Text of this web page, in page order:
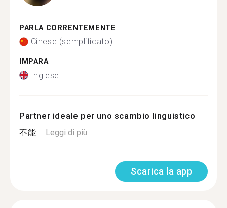
PARLA CORRENTEMENTE
Cinese (semplificato)
IMPARA
Inglese
Partner ideale per uno scambio linguistico
不能 ... Leggi di più
Scarica la app